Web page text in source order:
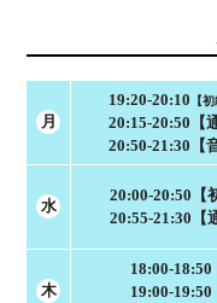
月
19:20-20:10 【
20:15-20:50【
20:50-21:30【
水
20:00-20:50【
20:55-21:30【
木
18:00-18:50
19:00-19:50